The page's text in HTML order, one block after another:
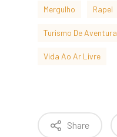
Mergulho Rapel
Turismo De Aventura
Vida Ao Ar Livre
Share